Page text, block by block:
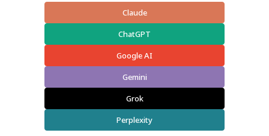
Claude
ChatGPT
Google AI
Gemini
Grok
Perplexity